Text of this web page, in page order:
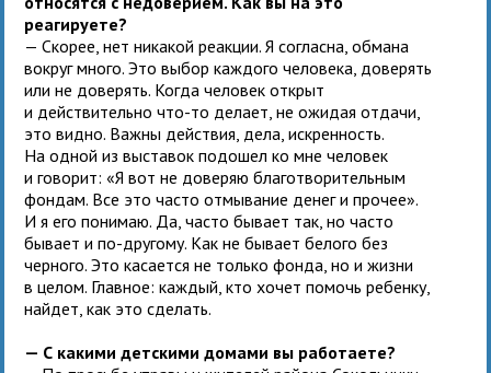
реагируете?
— Скорее, нет никакой реакции. Я согласна, обмана
вокруг много. Это выбор каждого человека, доверять
или не доверять. Когда человек открыт
и действительно что-то делает, не ожидая отдачи,
это видно. Важны действия, дела, искренность.
На одной из выставок подошел ко мне человек
и говорит: «Я вот не доверяю благотворительным
фондам. Все это часто отмывание денег и прочее».
И я его понимаю. Да, часто бывает так, но часто
бывает и по-другому. Как не бывает белого без
черного. Это касается не только фонда, но и жизни
в целом. Главное: каждый, кто хочет помочь ребенку,
найдет, как это сделать.
— С какими детскими домами вы работаете?